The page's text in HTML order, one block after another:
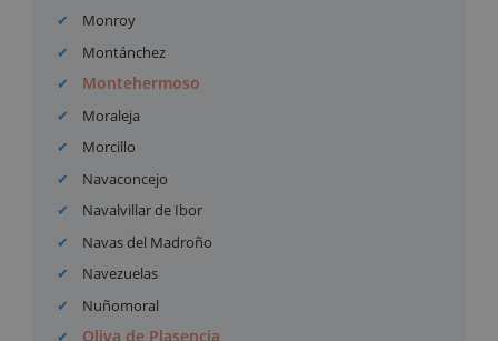
Monroy
Montánchez
Montehermoso
Moraleja
Morcillo
Navaconcejo
Navalvillar de Ibor
Navas del Madroño
Navezuelas
Nuñomoral
Oliva de Plasencia